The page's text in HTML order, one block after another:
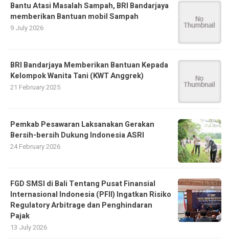
Bantu Atasi Masalah Sampah, BRI Bandarjaya
memberikan Bantuan mobil Sampah
9 July 2026
BRI Bandarjaya Memberikan Bantuan Kepada
Kelompok Wanita Tani (KWT Anggrek)
21 February 2025
Pemkab Pesawaran Laksanakan Gerakan
Bersih-bersih Dukung Indonesia ASRI
24 February 2026
FGD SMSI di Bali Tentang Pusat Finansial
Internasional Indonesia (PFII) Ingatkan Risiko
Regulatory Arbitrage dan Penghindaran
Pajak
13 July 2026